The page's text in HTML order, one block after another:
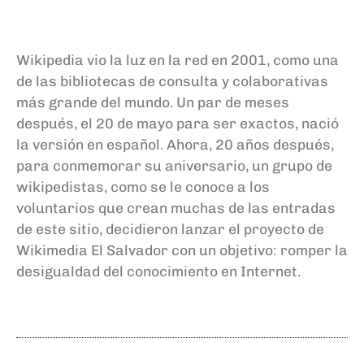
Wikipedia vio la luz en la red en 2001, como una
de las bibliotecas de consulta y colaborativas
más grande del mundo. Un par de meses
después, el 20 de mayo para ser exactos, nació
la versión en español. Ahora, 20 años después,
para conmemorar su aniversario, un grupo de
wikipedistas, como se le conoce a los
voluntarios que crean muchas de las entradas
de este sitio, decidieron lanzar el proyecto de
Wikimedia El Salvador con un objetivo: romper la
desigualdad del conocimiento en Internet.